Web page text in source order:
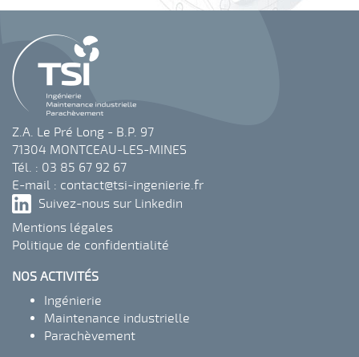
Z.A. Le Pré Long - B.P. 97
71304 MONTCEAU-LES-MINES
Tél. : 03 85 67 92 67
E-mail : contact@tsi-ingenierie.fr
Suivez-nous sur Linkedin
Mentions légales
Politique de confidentialité
NOS ACTIVITÉS
Ingénierie
Maintenance industrielle
Parachèvement